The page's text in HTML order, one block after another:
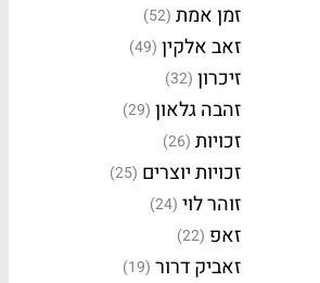
זמן אמת (52)
זאב אלקין (49)
זיכרון (32)
זהבה גלאון (29)
זכויות (26)
זכויות יוצרים (25)
זוהר לוי (24)
זאפ (22)
זאביק דרור (19)